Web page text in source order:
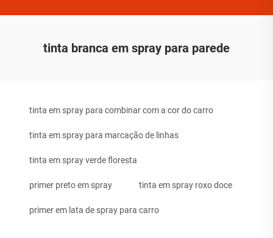
tinta branca em spray para parede
tinta em spray para combinar com a cor do carro
tinta em spray para marcação de linhas
tinta em spray verde floresta
primer preto em spray tinta em spray roxo doce
primer em lata de spray para carro